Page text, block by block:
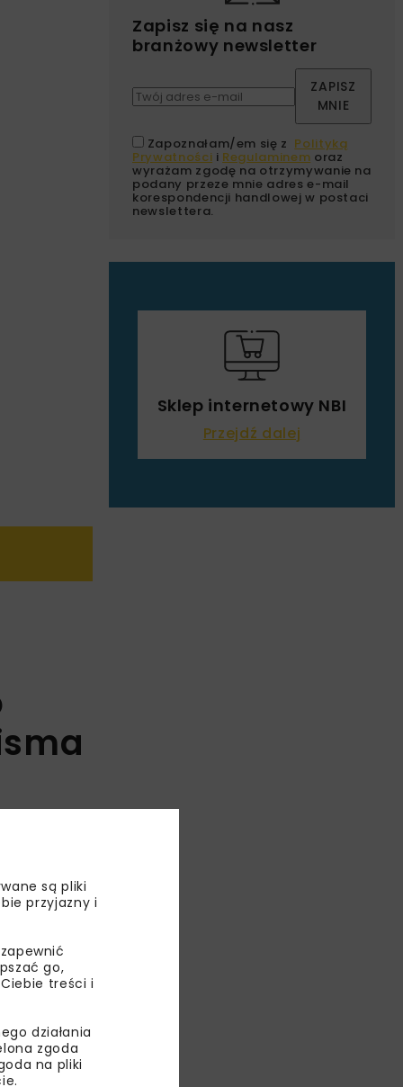
Zapisz się na nasz
branżowy newsletter
ZAPISZ
MNIE
Zapoznałam/em się z Polityką
Prywatności i Regulaminem oraz
wyrażam zgodę na otrzymywanie na
podany przeze mnie adres e-mail
korespondencji handlowej w postaci
newslettera.
Sklep internetowy NBI
Przejdź dalej
są pliki
przyjazny i
go,
treści i
działania
zgoda
na pliki